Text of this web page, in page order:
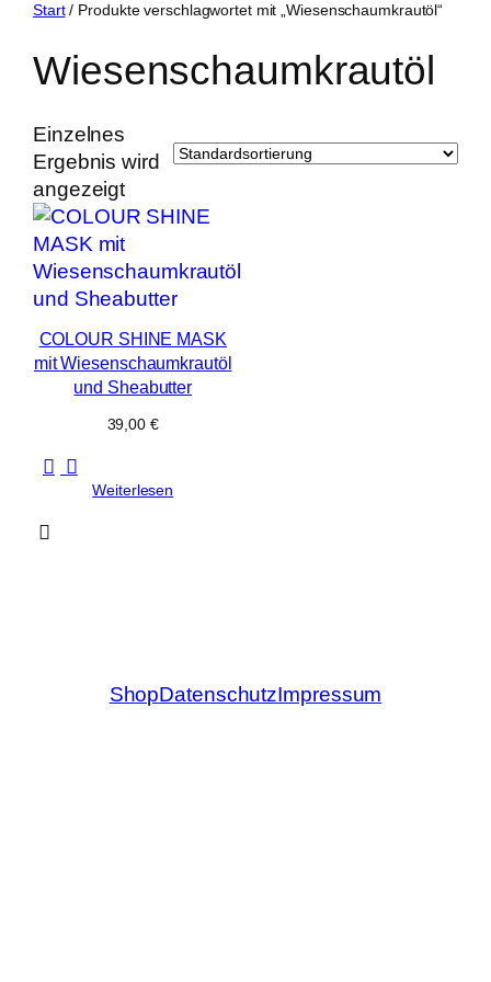
Zum
springen
Start/ Produkte verschlagwortet mit „Wiesenschaumkrautöl“
Wiesenschaumkrautöl
Einzelnes
Ergebnis wird
angezeigt
COLOUR SHINE MASK
mit Wiesenschaumkrautöl
und Sheabutter
39,00 €
Weiterlesen
ShopDatenschutzImpressum